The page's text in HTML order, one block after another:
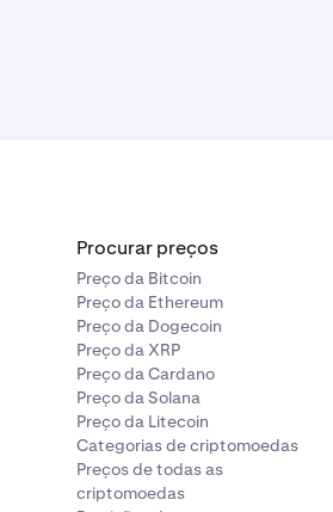
Procurar preços
Preço da Bitcoin
Preço da Ethereum
Preço da Dogecoin
Preço da XRP
Preço da Cardano
Preço da Solana
Preço da Litecoin
Categorias de criptomoedas
Preços de todas as
criptomoedas